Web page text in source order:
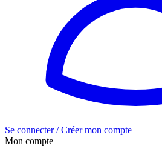
Se connecter / Créer mon compte
Mon compte